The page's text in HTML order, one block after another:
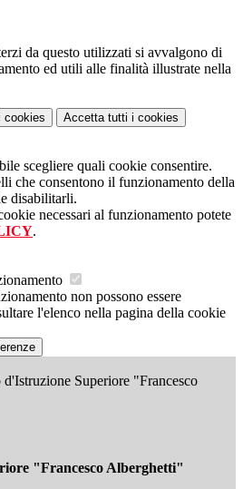
da questo utilizzati si avvalgono di
ed utili alle finalità illustrate nella
cookies Accetta tutti i cookies
scegliere quali cookie consentire.
che consentono il funzionamento della
disabilitarli.
necessari al funzionamento potete
.
non possono essere
l'elenco nella pagina della cookie
d'Istruzione Superiore "Francesco
"Francesco Alberghetti"